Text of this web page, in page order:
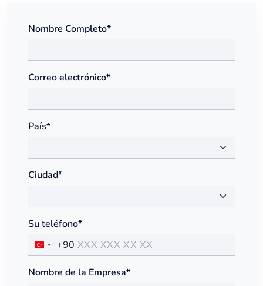
Nombre Completo*
Correo electrónico*
País*
Ciudad*
Su teléfono*
+90
Nombre de la Empresa*